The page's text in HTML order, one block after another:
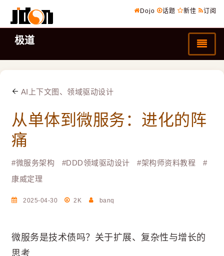
Dojo 话题 新佳 订阅
极道
AI上下文图、领域驱动设计
从单体到微服务：进化的阵
痛
#微服务架构 #DDD领域驱动设计 #架构师资料教程
#
康威定理
2025-04-30 2K banq
微服务是技术债吗？关于扩展、复杂性与增长的
思考